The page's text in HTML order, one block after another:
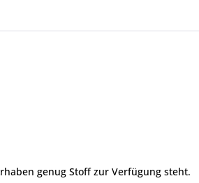
genug Stoff zur Verfügung steht.